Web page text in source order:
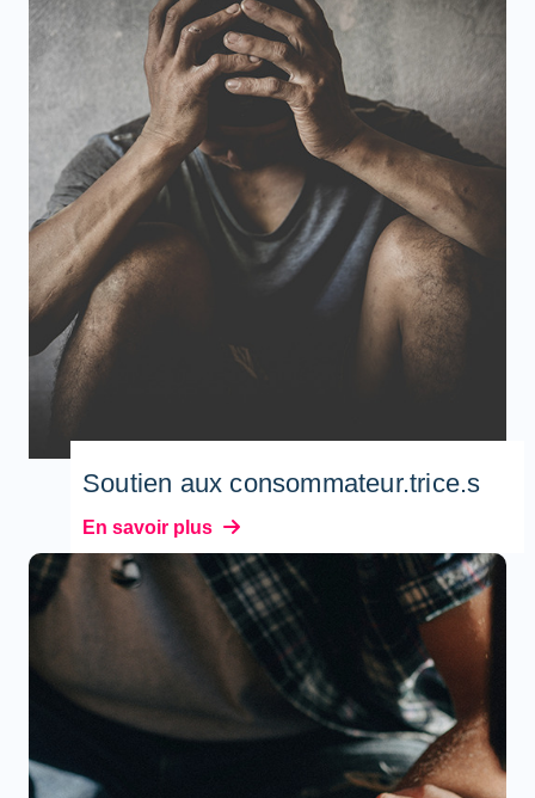
Soutien aux consommateur.trice.s
En savoir plus